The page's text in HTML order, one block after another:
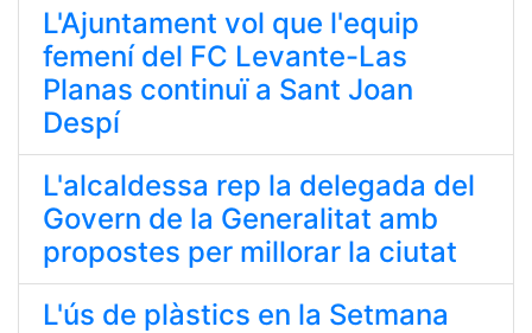
L'Ajuntament vol que l'equip
femení del FC Levante-Las
Planas continuï a Sant Joan
Despí
L'alcaldessa rep la delegada del
Govern de la Generalitat amb
propostes per millorar la ciutat
L'ús de plàstics en la Setmana